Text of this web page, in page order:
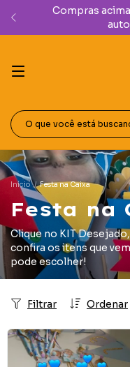
Compras
Início / Festa na Caixa
Festa na
Clique no KIT
confira os itens que
pode escolher!
Ordenar
Filtrar